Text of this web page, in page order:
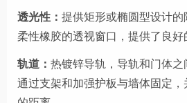
透光性： 提供矩形或椭圆型设计的
柔性橡胶的透视窗口，提供了良好
轨道： 热镀锌导轨，导轨和门体之
通过支架和加强护板与墙体固定